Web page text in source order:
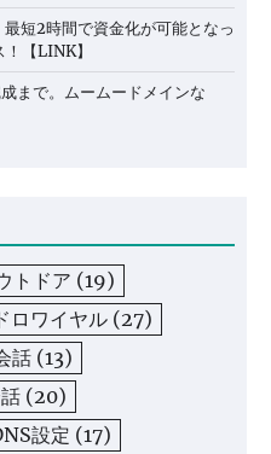
短2時間で資金化が可能となっ
【LINK】
まで。ムームードメインな
トドア (19)
ロワイヤル (27)
話 (13)
(20)
設定 (17)